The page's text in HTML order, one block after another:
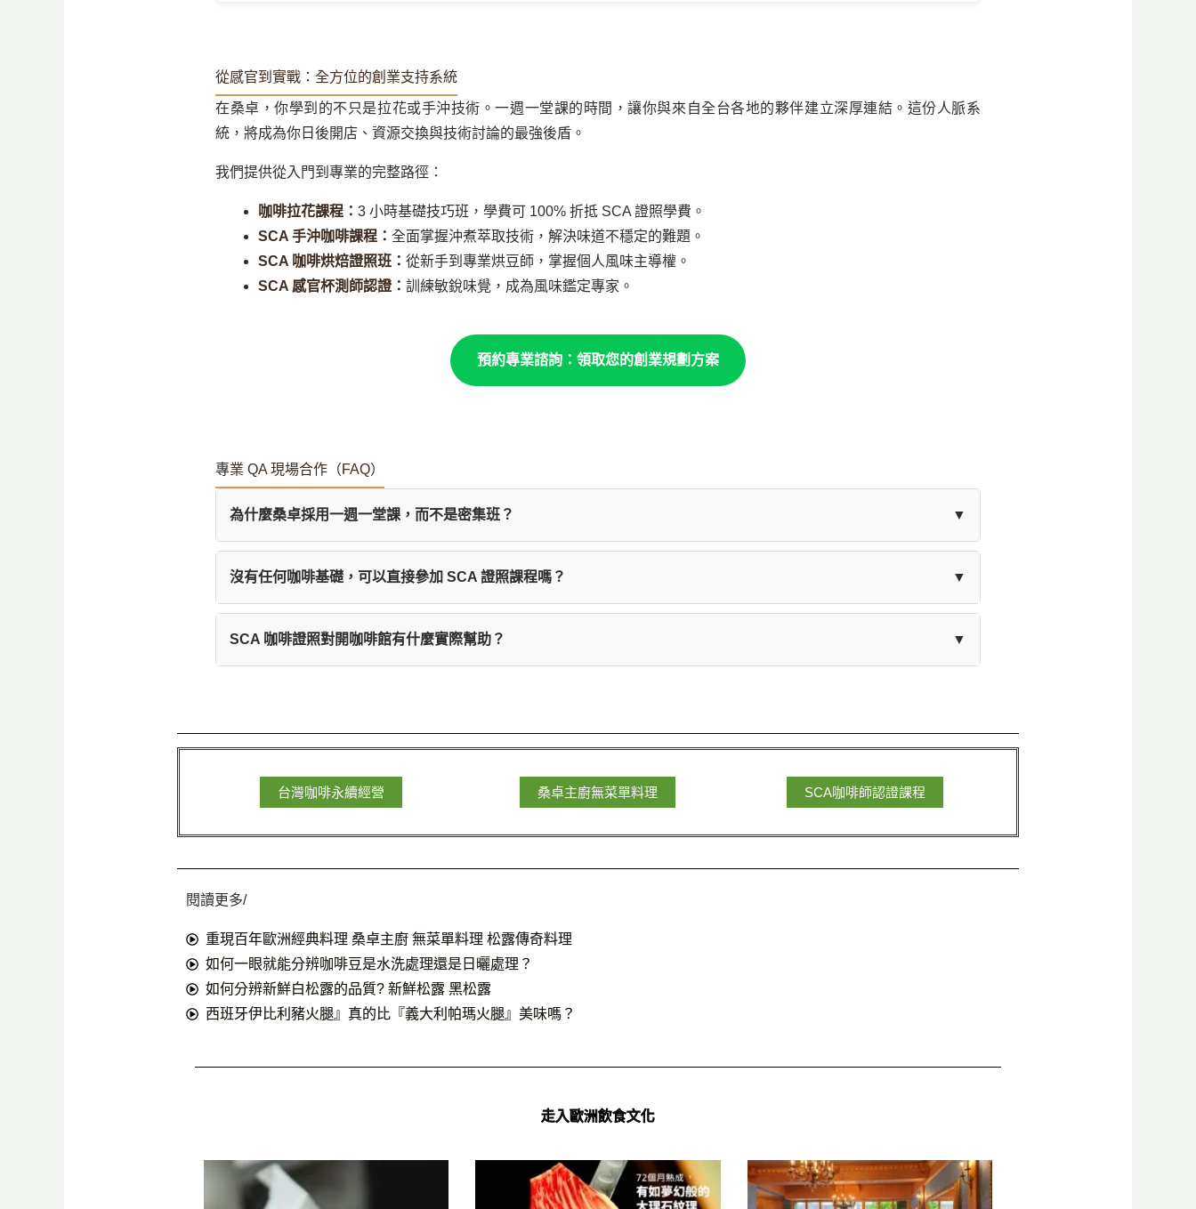
從感官到實戰：全方位的創業支持系統
在桑卓，你學到的不只是拉花或手沖技術。一週一堂課的時間，讓你與來自全台各地的夥伴建立深厚連結。這份人脈系
統，將成為你日後開店、資源交換與技術討論的最強後盾。
我們提供從入門到專業的完整路徑：
咖啡拉花課程： 3 小時基礎技巧班，學費可 100% 折抵 SCA 證照學費。
SCA 手沖咖啡課程： 全面掌握沖煮萃取技術，解決味道不穩定的難題。
SCA 咖啡烘焙證照班： 從新手到專業烘豆師，掌握個人風味主導權。
SCA 感官杯測師認證： 訓練敏銳味覺，成為風味鑑定專家。
預約專業諮詢：領取您的創業規劃方案
專業 QA 現場合作（FAQ）
為什麼桑卓採用一週一堂課，而不是密集班？ ▼
我們強調肌肉記憶（Muscle Memory）的養成。密集課程往往讓新手難以消化。一週一堂課能讓學員在課後有充足時
間實作，並在下一週與 AST 講師針對問題進行現場修正，這對想開咖啡館的人建立穩定出品質量至關重要。
沒有任何咖啡基礎，可以直接參加 SCA 證照課程嗎？ ▼
可以。桑卓的課程專為零基礎學員設計。我們提供從 3 小時入門體驗到專業級 SCA 國際認證（基礎、中級、專業級）
的階梯式學習路徑，幫助學員打下扎實基本功。
SCA 咖啡證照對開咖啡館有什麼實際幫助？ ▼
台灣咖啡永續經營 桑卓主廚無菜單料理 SCA咖啡師認證課程
閱讀更多/
重現百年歐洲經典料理 桑卓主廚 無菜單料理 松露傳奇料理
如何一眼就能分辨咖啡豆是水洗處理還是日曬處理？
如何分辨新鮮白松露的品質? 新鮮松露 黑松露
西班牙伊比利豬火腿』真的比『義大利帕瑪火腿』美味嗎？
走入歐洲飲食文化